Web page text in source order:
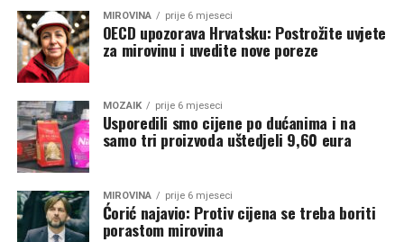
MIROVINA prije 6 mjeseci
OECD upozorava Hrvatsku: Postrožite uvjete
za mirovinu i uvedite nove poreze
MOZAIK prije 6 mjeseci
Usporedili smo cijene po dućanima i na
samo tri proizvoda uštedjeli 9,60 eura
MIROVINA prije 6 mjeseci
Ćorić najavio: Protiv cijena se treba boriti
porastom mirovina